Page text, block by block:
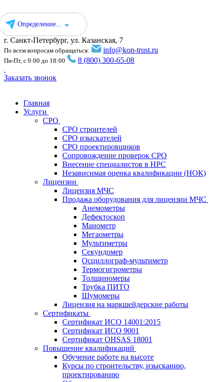
Определение...
г. Санкт-Петербург, ул. ​Казанская, 7
По всем вопросам обращаться: info@kon-trust.ru
Пн-Пт, с 9:00 до 18:00 8 (800) 300-65-08
Заказать звонок
Главная
Услуги
СРО
СРО строителей
СРО изыскателей
СРО проектировщиков
Сопровождение проверок СРО
Внесение специалистов в НРС
Независимая оценка квалификации (НОК)
Лицензии
Лицензия МЧС
Продажа оборудования для лицензии МЧС
Анемометры
Дефектоскоп
Манометр
Мегаометры
Мультиметры
Секундомер
Осциллограф-мультиметр
Термогигрометры
Толщиномеры
Трубка ПИТО
Шумомеры
Лицензия на маркшейдерские работы
Сертификаты
Сертификат ИСО 14001:2015
Сертификат ИСО 9001
Сертификат OHSAS 18001
Повышение квалификаций
Обучение работе на высоте
Курсы по строительству, изысканию,
проектированию